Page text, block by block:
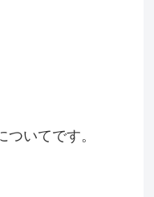
いてです。